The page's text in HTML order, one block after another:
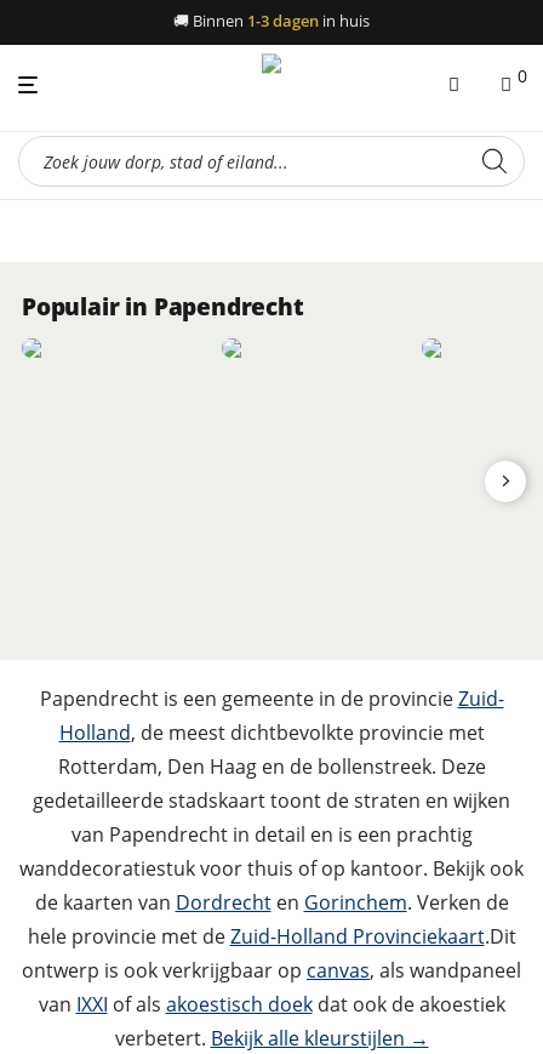
🚚 Binnen 1-3 dagen in huis
0
Producten
zoeken
Populair in Papendrecht
Papendrecht is een gemeente in de provincieZuid-
Holland, de meest dichtbevolkte provincie met
Rotterdam, Den Haag en de bollenstreek. Deze
gedetailleerde stadskaart toont de straten en wijken
van Papendrecht in detail en is een prachtig
wanddecoratiestuk voor thuis of op kantoor. Bekijk ook
de kaarten van Dordrechten Gorinchem. Verken de
hele provincie met deZuid-Holland Provinciekaart.Dit
ontwerp is ook verkrijgbaar op canvas, als wandpaneel
van IXXI of als akoestisch doekdat ook de akoestiek
verbetert. Bekijk alle kleurstijlen →